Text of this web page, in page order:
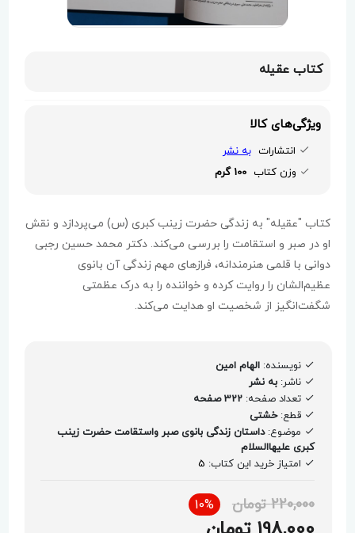
کتاب عقیله
ویژگی‌های کالا
انتشارات به نشر
وزن کتاب 100 گرم
کتاب "عقیله" به زندگی حضرت زینب کبری (س) می‌پردازد و نقش
او در صبر و استقامت را بررسی می‌کند. دکتر محمد حسین رجبی
دوانی با قلمی هنرمندانه، فرازهای مهم زندگی آن بانوی
عظیم‌الشان را روایت کرده و خواننده را به درک عظمتی
شگفت‌انگیز از شخصیت او هدایت می‌کند.
نویسنده:الهام امین
ناشر:به نشر
تعداد صفحه:322 صفحه
قطع:خشتی
موضوع:داستان زندگی بانوی صبر واستقامت حضرت زینب
کبری علیهاالسلام
امتیاز خرید این کتاب: 5
220,000 تومان 10%